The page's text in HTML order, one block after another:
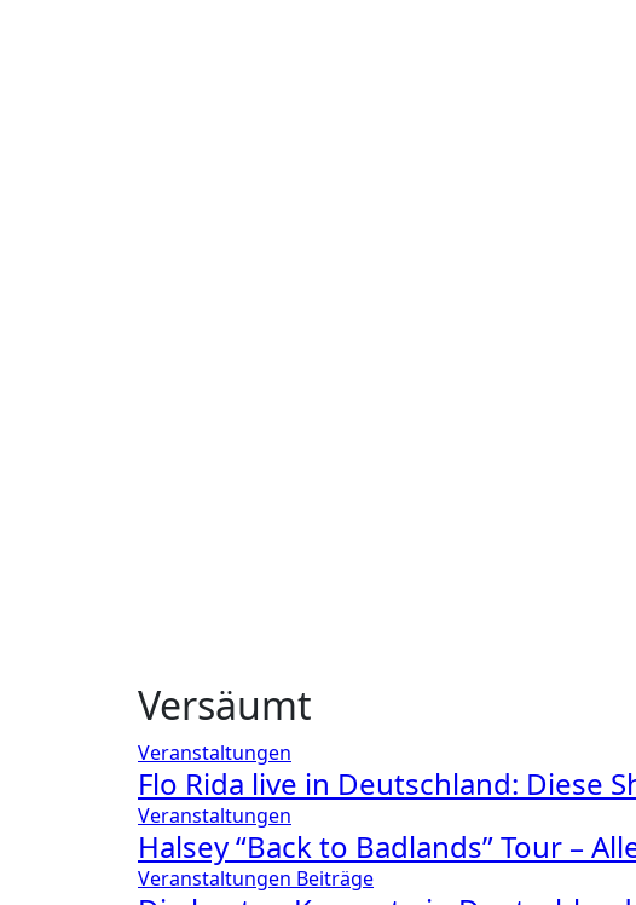
Versäumt
Veranstaltungen
Flo Rida live in Deutschland: Diese
Veranstaltungen
Halsey “Back to Badlands” Tour –
Veranstaltungen Beiträge